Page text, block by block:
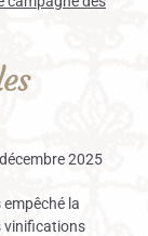
2025
empêché la
vinifications